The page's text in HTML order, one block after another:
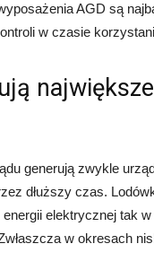
AGD są
w czasie
generują zwykle
dłuższy czas.
elektrycznej tak
w okresach